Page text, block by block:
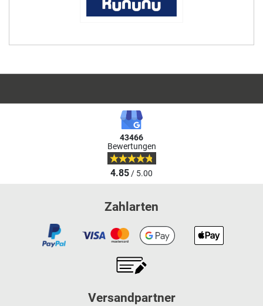
43466
Bewertungen
4.85/ 5.00
Zahlarten
Versandpartner